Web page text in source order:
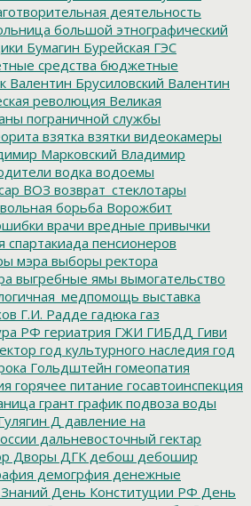
деятельность
большой этнографический
Бумагин Бурейская ГЭС
средства бюджетные
Валентин Брусиловский Валентин
революция Великая
пограничной службы
взятка взятки видеокамеры
Марковский Владимир
водка водоемы
ВОЗ возврат_стеклотары
вольная борьба Ворожбит
врачи вредные привычки
спартакиада пенсионеров
мэра выборы ректора
выгребные ямы вымогательство
выставка
Г.И. Радде гадюка газ
РФ гериатрия ГЖИ ГИБДД Гиви
год культурного наследия год
Гольдштейн гомеопатия
горячее питание госавтоинспекция
грант график подвоза воды
Д давление на
дальневосточный гектар
Дворы ДГК дебош дебошир
демогрфия денежные
День Конституции РФ День